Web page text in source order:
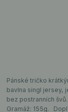
Pánské tričko
bavlna singl jersey,
bez postranních
Gramáž: 155g.